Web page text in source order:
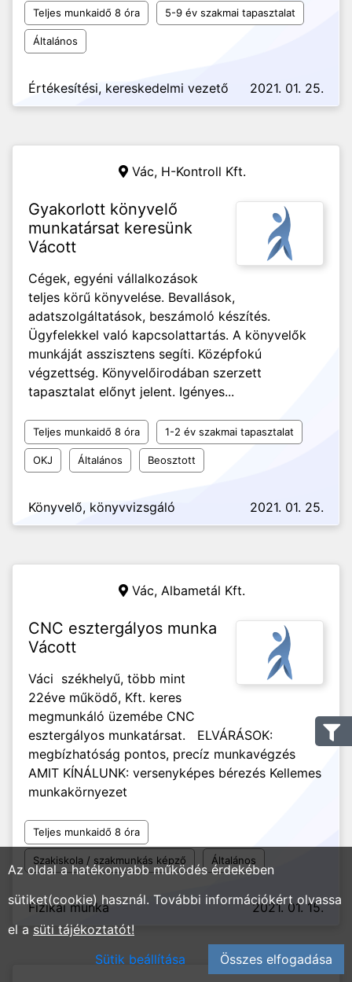
Teljes munkaidő 8 óra 5-9 év szakmai tapasztalat
Általános
Értékesítési, kereskedelmi vezető 2021. 01. 25.
Vác, H-Kontroll Kft.
Gyakorlott könyvelő
munkatársat keresünk
Vácott
Cégek, egyéni vállalkozások
teljes körű könyvelése. Bevallások,
adatszolgáltatások, beszámoló készítés.
Ügyfelekkel való kapcsolattartás. A könyvelők
munkáját asszisztens segíti. Középfokú
végzettség. Könyvelőirodában szerzett
tapasztalat előnyt jelent. Igényes...
Teljes munkaidő 8 óra 1-2 év szakmai tapasztalat
OKJ Általános Beosztott
Könyvelő, könyvvizsgáló 2021. 01. 25.
Vác, Albametál Kft.
CNC esztergályos munka
Vácott
Váci székhelyű, több mint
22éve működő, Kft. keres
megmunkáló üzemébe CNC
esztergályos munkatársat. ELVÁRÁSOK:
megbízhatóság pontos, precíz munkavégzés
AMIT KÍNÁLUNK: versenyképes bérezés Kellemes
munkakörnyezet
Teljes munkaidő 8 óra
Szakiskola / szakmunkás képző Általános
Fizikai munka 2021. 01. 15.
Az oldal a hatékonyabb működés érdekében
sütiket(cookie) használ. További információkért olvassa
el a süti tájékoztatót!
Sütik beállítása
Összes elfogadása